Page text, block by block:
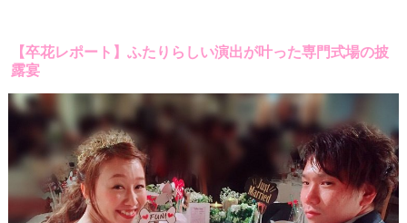
【卒花レポート】ふたりらしい演出が叶った専門式場の披
露宴